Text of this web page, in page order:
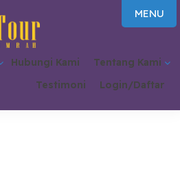
Hubungi Kami
Tentang Kami
Testimoni
Login/Daftar
MENU